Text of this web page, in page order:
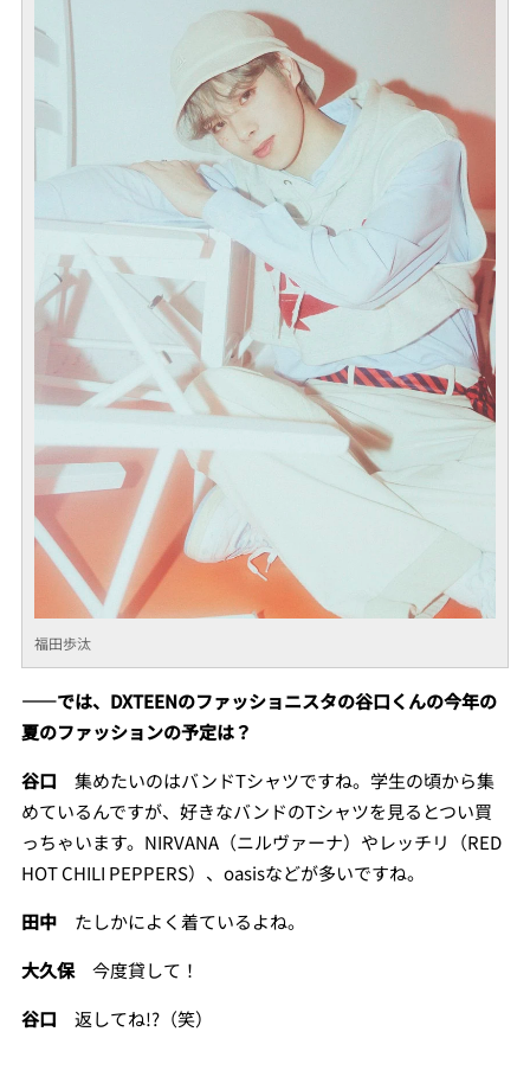
福田歩汰
――では、DXTEENのファッショニスタの谷口くんの今年の
夏のファッションの予定は？
谷口 集めたいのはバンドTシャツですね。学生の頃から集
めているんですが、好きなバンドのTシャツを見るとつい買
っちゃいます。NIRVANA（ニルヴァーナ）やレッチリ（RED
HOT CHILI PEPPERS）、oasisなどが多いですね。
田中たしかによく着ているよね。
大久保今度貸して！
谷口 返してね!?（笑）